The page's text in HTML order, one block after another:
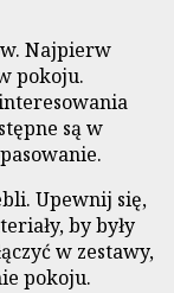
Najpierw
pokoju.
są w
Upewnij się,
by były
w zestawy,
pokoju.